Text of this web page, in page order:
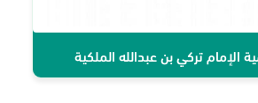
الإمام تركي بن عبدالله الملكية